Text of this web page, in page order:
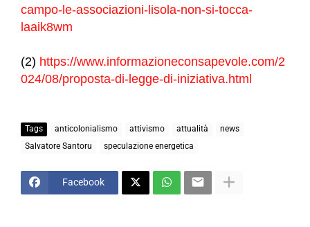
campo-le-associazioni-lisola-non-si-tocca-
laaik8wm
(2) https://www.informazioneconsapevole.com/2
024/08/proposta-di-legge-di-iniziativa.html
Tags anticolonialismo attivismo attualità
news
Salvatore Santoru
speculazione energetica
Facebook